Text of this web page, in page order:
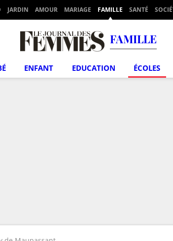
JARDIN AMOUR MARIAGE FAMILLE SANTÉ
FAMILLE
ENFANT EDUCATION ÉCOLES